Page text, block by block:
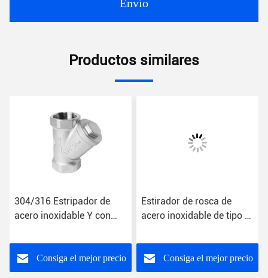
Envío
Productos similares
304/316 Estripador de
acero inoxidable Y con
extremo de rosca
Consiga el mejor precio
Estirador de rosca de
acero inoxidable de tipo Y
NPT/BSPP/BSPT
Consiga el mejor precio